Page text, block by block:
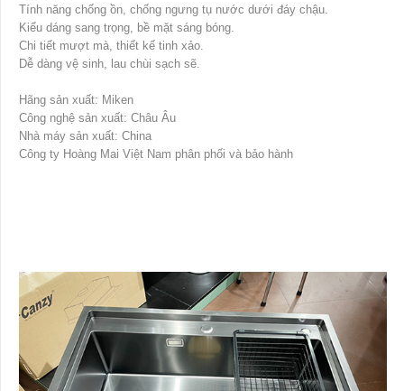
Tính năng chống ồn, chống ngưng tụ nước dưới đáy chậu.
Kiểu dáng sang trọng, bề mặt sáng bóng.
Chi tiết mượt mà, thiết kế tinh xảo.
Dễ dàng vệ sinh, lau chùi sạch sẽ.
Hãng sản xuất: Miken
Công nghệ sản xuất: Châu Âu
Nhà máy sản xuất: China
Công ty Hoàng Mai Việt Nam phân phối và bảo hành